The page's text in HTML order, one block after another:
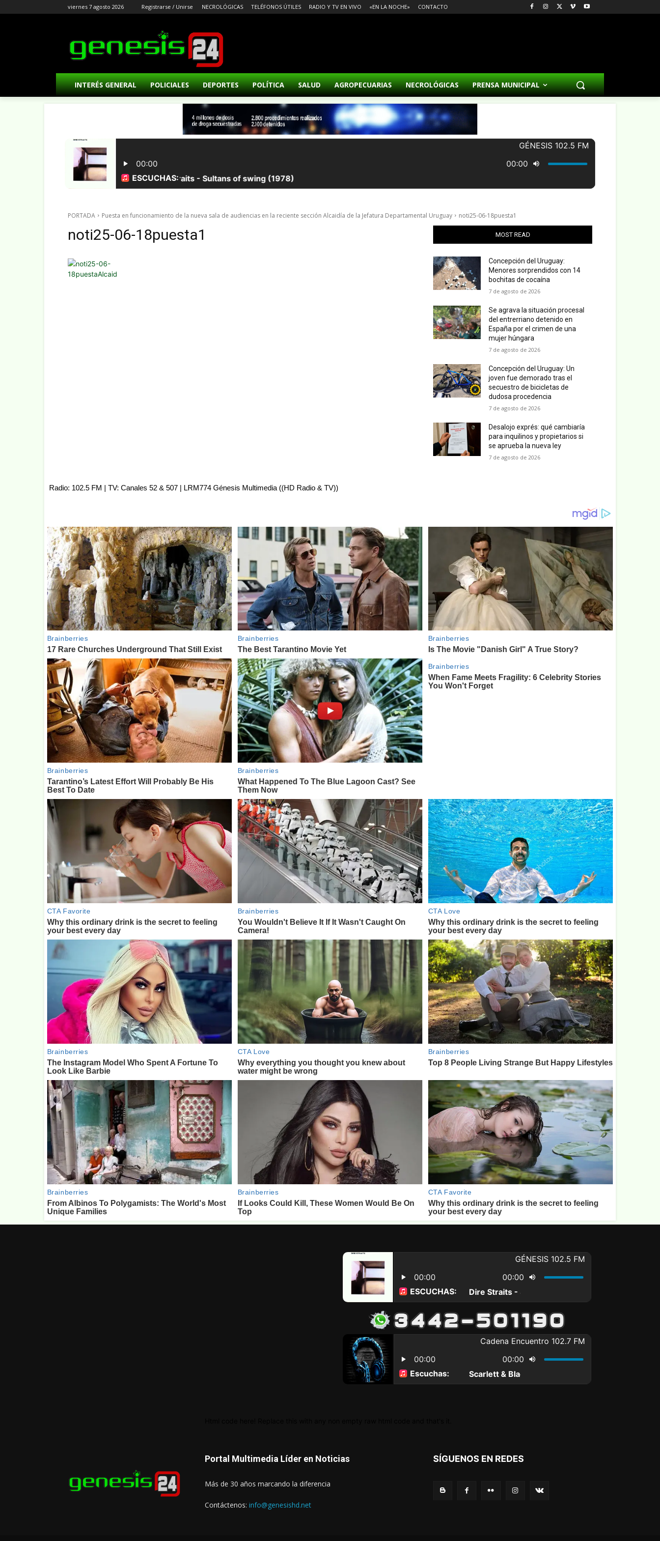
viernes 7 agosto 2026 Registrarse / Unirse NECROLÓGICAS TELÉFONOS ÚTILES RADIO Y TV EN VIVO «EN LA NOCHE» CONTACTO
INTERÉS GENERAL POLICIALES DEPORTES POLÍTICA SALUD AGROPECUARIAS NECROLÓGICAS PRENSA MUNICIPAL
PORTADA Puesta en funcionamiento de la nueva sala de audiencias en la reciente sección Alcaidía de la Jefatura Departamental Uruguay noti25-06-18puesta1
noti25-06-18puesta1 MOST READ
Concepción del Uruguay:
Menores sorprendidos con 14
bochitas de cocaína
7 de agosto de 2026
Se agrava la situación procesal
del entrerriano detenido en
España por el crimen de una
mujer húngara
7 de agosto de 2026
Concepción del Uruguay: Un
joven fue demorado tras el
secuestro de bicicletas de
dudosa procedencia
7 de agosto de 2026
Desalojo exprés: qué cambiaría
para inquilinos y propietarios si
se aprueba la nueva ley
7 de agosto de 2026
Radio: 102.5 FM | TV: Canales 52 & 507 | LRM774 Génesis Multimedia ((HD Radio & TV))
Portal Multimedia Líder en Noticias
Más de 30 años marcando la diferencia
Contáctenos: info@genesishd.net
SÍGUENOS EN REDES